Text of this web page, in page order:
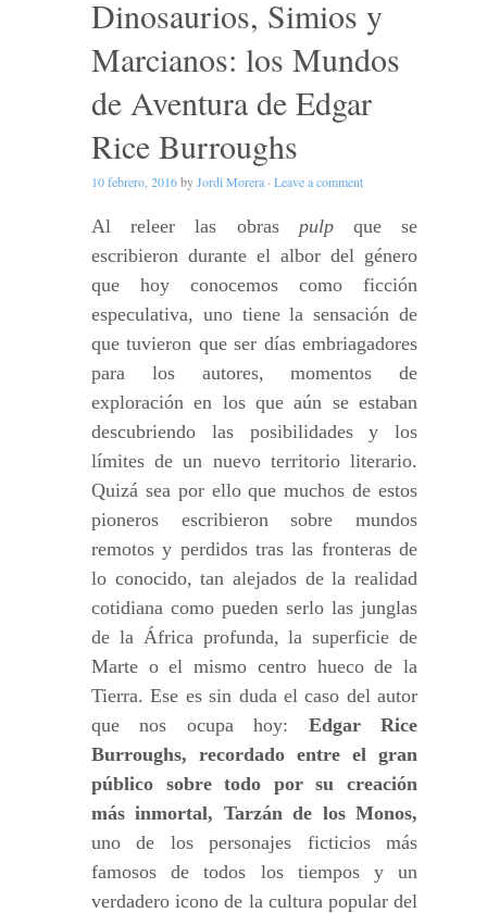
Dinosaurios, Simios y
Marcianos: los Mundos
de Aventura de Edgar
Rice Burroughs
10 febrero, 2016byJordi Morera · Leave a comment
Al releer las obras pulpque se
escribieron durante el albor del género
que hoy conocemos como ficción
especulativa, uno tiene la sensación de
que tuvieron que ser días embriagadores
para los autores, momentos de
exploración en los que aún se estaban
descubriendo las posibilidades y los
límites de un nuevo territorio literario.
Quizá sea por ello que muchos de estos
pioneros escribieron sobre mundos
remotos y perdidos tras las fronteras de
lo conocido, tan alejados de la realidad
cotidiana como pueden serlo las junglas
de la África profunda, la superficie de
Marte o el mismo centro hueco de la
Tierra. Ese es sin duda el caso del autor
que nos ocupa hoy: Edgar Rice
Burroughs, recordado entre el gran
público sobre todo por su creación
más inmortal, Tarzán de los Monos,
uno de los personajes ficticios más
famosos de todos los tiempos y un
verdadero icono de la cultura popular del